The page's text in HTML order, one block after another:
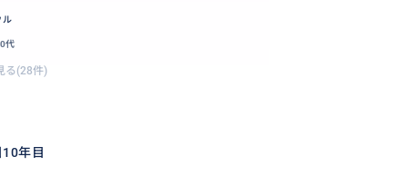
ル
代
る(28件)
韓国10年目